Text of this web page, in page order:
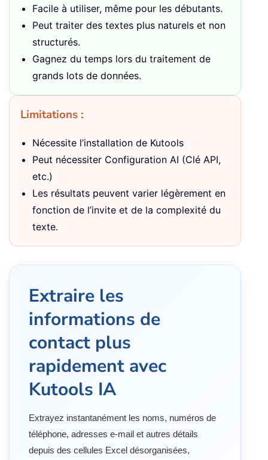
Facile à utiliser, même pour les débutants.
Peut traiter des textes plus naturels et non
structurés.
Gagnez du temps lors du traitement de
grands lots de données.
Limitations :
Nécessite l’installation de Kutools
Peut nécessiter Configuration AI (Clé API,
etc.)
Les résultats peuvent varier légèrement en
fonction de l’invite et de la complexité du
texte.
Extraire les
informations de
contact plus
rapidement avec
Kutools IA
Extrayez instantanément les noms, numéros de
téléphone, adresses e-mail et autres détails
depuis des cellules Excel désorganisées,